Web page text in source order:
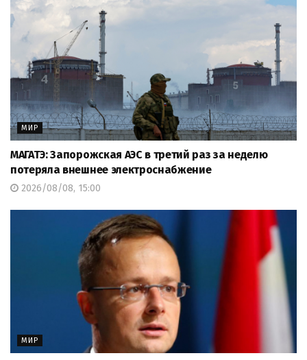
МИР
МАГАТЭ: Запорожская АЭС в третий раз за неделю
потеряла внешнее электроснабжение
2026/08/08, 15:00
МИР